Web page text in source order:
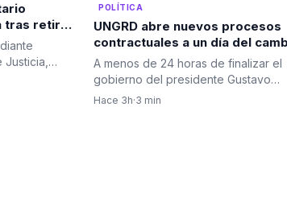
tras retiro
POLÍTICA
UNGRD abre nuevos procesos
contractuales a un día del
de gobierno y aumentan los
cuestionamientos sobre la
contratación de última hora
A menos de 24 horas de finalizar el
gobierno del presidente Gustavo
Petro, continúan surgiendo…
Hace 3h·3 min